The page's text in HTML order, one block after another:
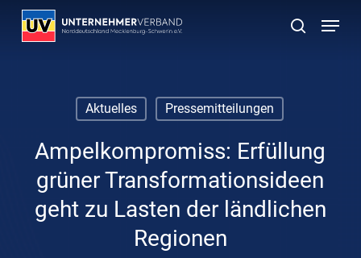
Skip
suchen
Menu
Aktuelles Pressemitteilungen
Ampelkompromiss: Erfüllung
grüner Transformationsideen
geht zu Lasten der ländlichen
Regionen